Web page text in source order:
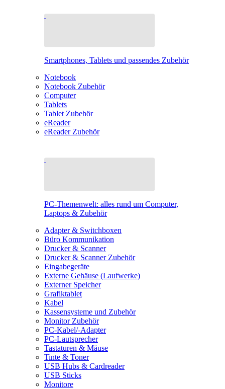
Smartphones, Tablets und passendes Zubehör
Notebook
Notebook Zubehör
Computer
Tablets
Tablet Zubehör
eReader
eReader Zubehör
PC-Themenwelt: alles rund um Computer,
Laptops & Zubehör
Adapter & Switchboxen
Büro Kommunikation
Drucker & Scanner
Drucker & Scanner Zubehör
Eingabegeräte
Externe Gehäuse (Laufwerke)
Externer Speicher
Grafiktablet
Kabel
Kassensysteme und Zubehör
Monitor Zubehör
PC-Kabel/-Adapter
PC-Lautsprecher
Tastaturen & Mäuse
Tinte & Toner
USB Hubs & Cardreader
USB Sticks
Monitore